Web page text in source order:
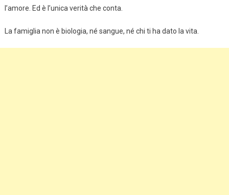
l’amore. Ed è l’unica verità che conta.
La famiglia non è biologia, né sangue, né chi ti ha dato la vita.